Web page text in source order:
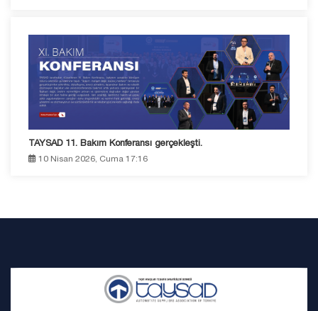
TAYSAD 11. Bakım Konferansı gerçekleşti.
10 Nisan 2026, Cuma 17:16